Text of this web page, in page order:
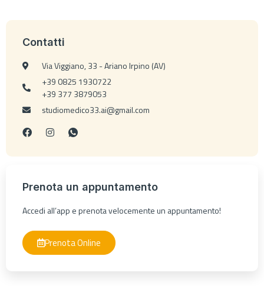
Contatti
Via Viggiano, 33 - Ariano Irpino (AV)
+39 0825 1930722
+39 377 3879053
studiomedico33.ai@gmail.com
Prenota un appuntamento
Accedi all’app e prenota velocemente un appuntamento!
Prenota Online